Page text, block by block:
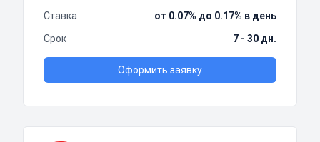
Ставка
от 0.07% до 0.17% в день
Срок
7 - 30 дн.
Оформить заявку